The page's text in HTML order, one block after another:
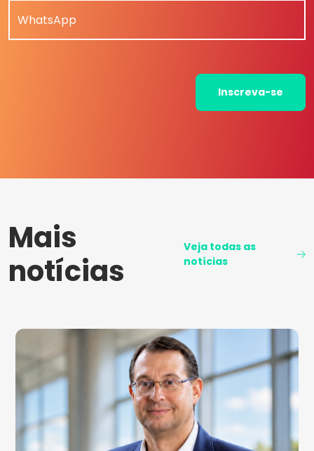
WhatsApp
Inscreva-se
Mais
notícias
Veja todas as
notícias